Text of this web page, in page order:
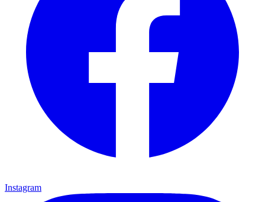
Instagram